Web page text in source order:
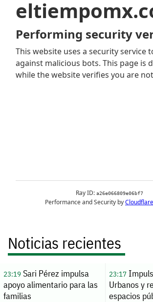
Noticias recientes
23:19Sari Pérez impulsa
apoyo alimentario para las
familias
23:17
Urbanos y
espacios